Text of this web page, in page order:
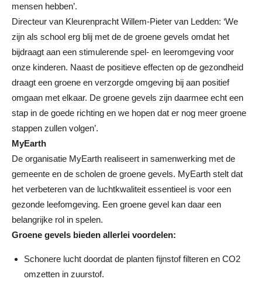
mensen hebben’.
Directeur van Kleurenpracht Willem-Pieter van Ledden: ‘We
zijn als school erg blij met de de groene gevels omdat het
bijdraagt aan een stimulerende spel- en leeromgeving voor
onze kinderen. Naast de positieve effecten op de gezondheid
draagt een groene en verzorgde omgeving bij aan positief
omgaan met elkaar. De groene gevels zijn daarmee echt een
stap in de goede richting en we hopen dat er nog meer groene
stappen zullen volgen’.
MyEarth
De organisatie MyEarth realiseert in samenwerking met de
gemeente en de scholen de groene gevels. MyEarth stelt dat
het verbeteren van de luchtkwaliteit essentieel is voor een
gezonde leefomgeving. Een groene gevel kan daar een
belangrijke rol in spelen.
Groene gevels bieden allerlei voordelen:
Schonere lucht doordat de planten fijnstof filteren en CO2
omzetten in zuurstof.